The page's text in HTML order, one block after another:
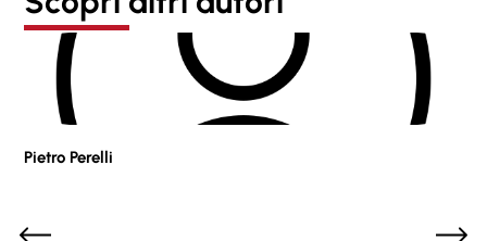
Pietro Perelli